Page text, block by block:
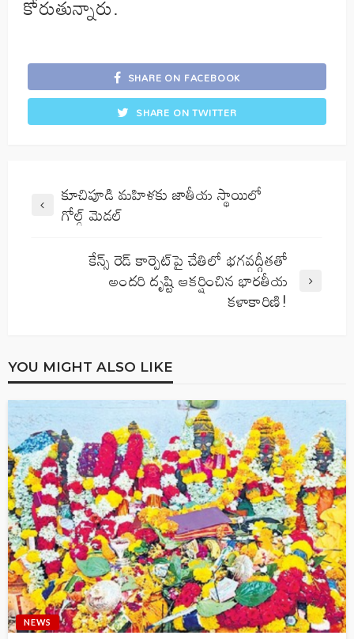
కోరుతున్నారు.
SHARE ON FACEBOOK
SHARE ON TWITTER
కూచిపూడి మహిళకు జాతీయ స్థాయిలో
గోల్డ్ మెడల్
కేన్స్ రెడ్ కార్పెట్‌పై చేతిలో భగవద్గీతతో
అందరి దృష్టి ఆకర్షించిన భారతీయ
కళాకారిణి!
YOU MIGHT ALSO LIKE
NEWS